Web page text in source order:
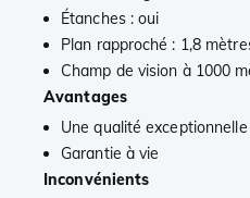
Étanches : oui
Plan rapproché : 1,8
Champ de vision à 1000
Avantages
Une qualité exceptionnelle
Garantie à vie
Inconvénients